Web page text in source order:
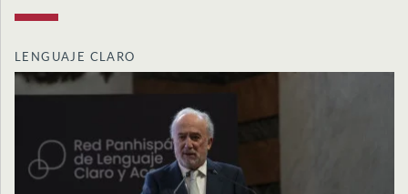
LENGUAJE CLARO